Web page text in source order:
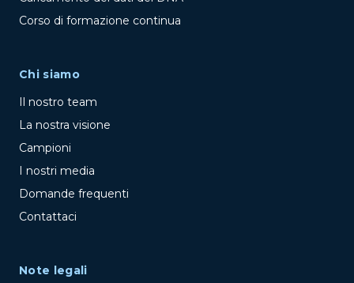
Corso di formazione continua
Chi siamo
Il nostro team
La nostra visione
Campioni
I nostri media
Domande frequenti
Contattaci
Note legali